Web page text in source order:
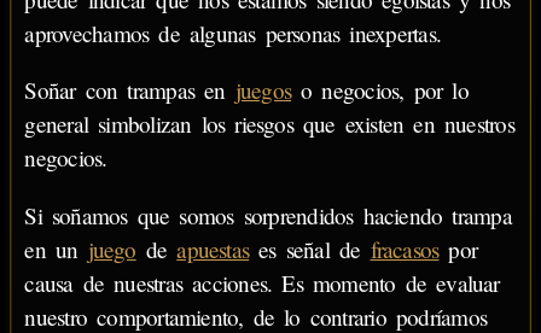
aprovechamos de algunas personas inexpertas.
Soñar con trampas en juegoso negocios, por lo
general simbolizan los riesgos que existen en nuestros
negocios.
Si soñamos que somos sorprendidos haciendo trampa
en un juego deapuestases señal de fracasospor
causa de nuestras acciones. Es momento de evaluar
nuestro comportamiento, de lo contrario podríamos